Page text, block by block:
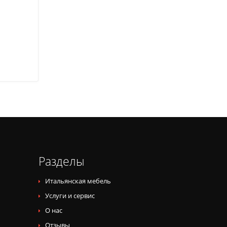
Разделы
Итальянская мебель
Услуги и сервис
О нас
Отзывы